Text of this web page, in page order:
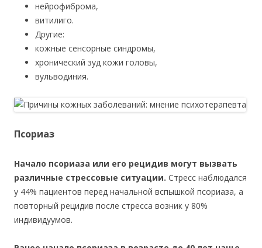
нейрофиброма,
витилиго.
Другие:
кожные сенсорные синдромы,
хронический зуд кожи головы,
вульводиния.
Псориаз
Начало псориаза или его рецидив могут вызвать
различные стрессовые ситуации. Стресс наблюдался
у 44% пациентов перед начальной вспышкой псориаза, а
повторный рецидив после стресса возник у 80%
индивидуумов.